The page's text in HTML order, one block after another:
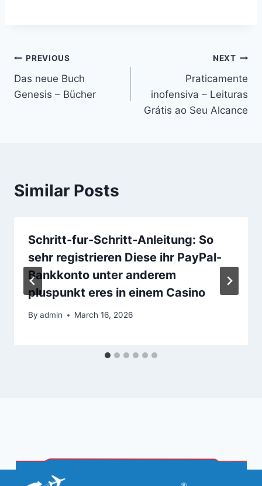
PREVIOUS
Das neue Buch
Genesis – Bücher
NEXT
Praticamente
inofensiva – Leituras
Grátis ao Seu Alcance
Similar Posts
Schritt-fur-Schritt-Anleitung: So
sehr registrieren Diese ihr PayPal-
Bankkonto unter anderem
pluspunkt eres in einem Casino
By admin March 16, 2026